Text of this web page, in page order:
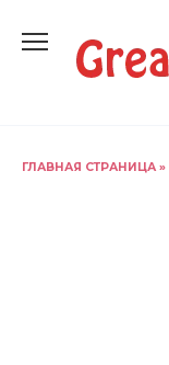
содержанию
ГЛАВНАЯ СТРАНИЦА »